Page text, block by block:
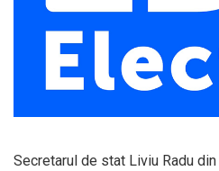
Secretarul de stat Liviu Radu